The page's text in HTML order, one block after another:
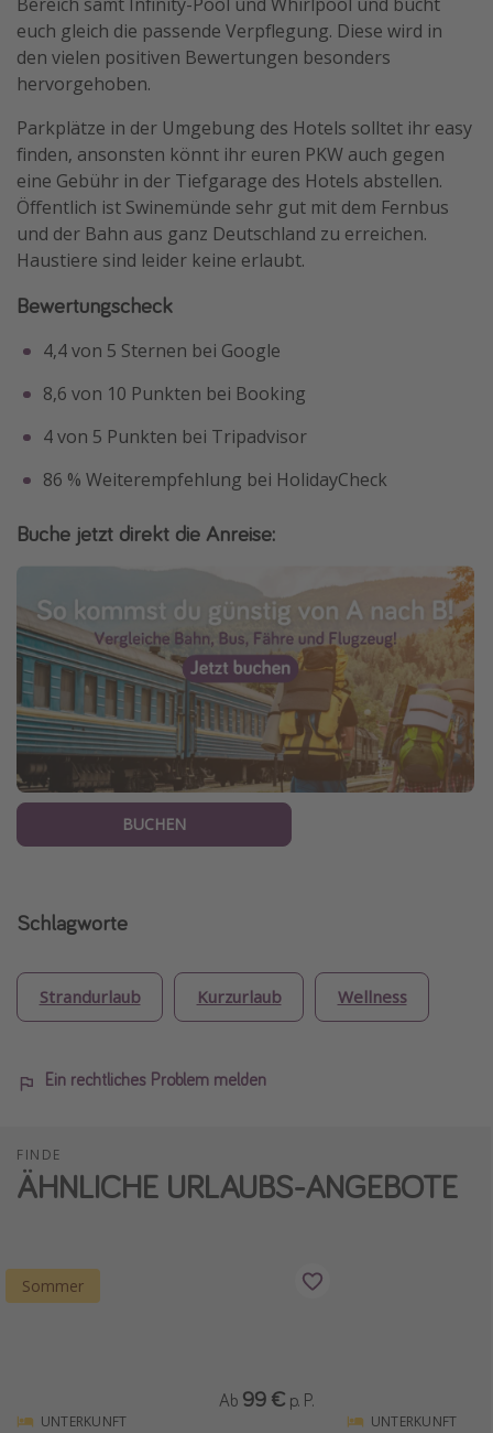
Bereich samt Infinity-Pool und Whirlpool und bucht
euch gleich die passende Verpflegung. Diese wird in
den vielen positiven Bewertungen besonders
hervorgehoben.
Parkplätze in der Umgebung des Hotels solltet ihr easy
finden, ansonsten könnt ihr euren PKW auch gegen
eine Gebühr in der Tiefgarage des Hotels abstellen.
Öffentlich ist Swinemünde sehr gut mit dem Fernbus
und der Bahn aus ganz Deutschland zu erreichen.
Haustiere sind leider keine erlaubt.
Bewertungscheck
4,4 von 5 Sternen bei Google
8,6 von 10 Punkten bei Booking
4 von 5 Punkten bei Tripadvisor
86 % Weiterempfehlung bei HolidayCheck
Buche jetzt direkt die Anreise:
BUCHEN
Schlagworte
Strandurlaub Kurzurlaub Wellness
Ein rechtliches Problem melden
FINDE
ÄHNLICHE URLAUBS-ANGEBOTE
Sommer
UNTERKUNFT
Ab 99 € p. P.
UNTERKUNFT